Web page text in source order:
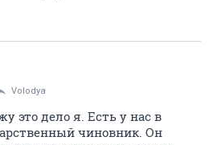
Volodya
это дело я. Есть у нас в
чиновник. Он